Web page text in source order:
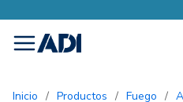
menu
Inicio / Productos / Fuego /